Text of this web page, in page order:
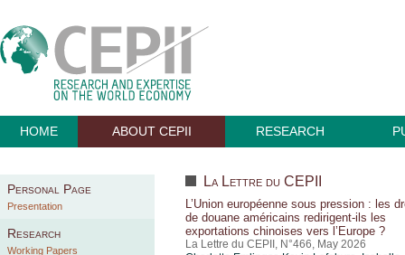
HOME ABOUT CEPII RESEARCH
Personal Page
Presentation
Research
Working Papers
La Lettre du CEPII
L’Union européenne sous pression : les
de douane américains redirigent-ils les
exportations chinoises vers l’Europe ?
La Lettre du CEPII, N°466, May 2026